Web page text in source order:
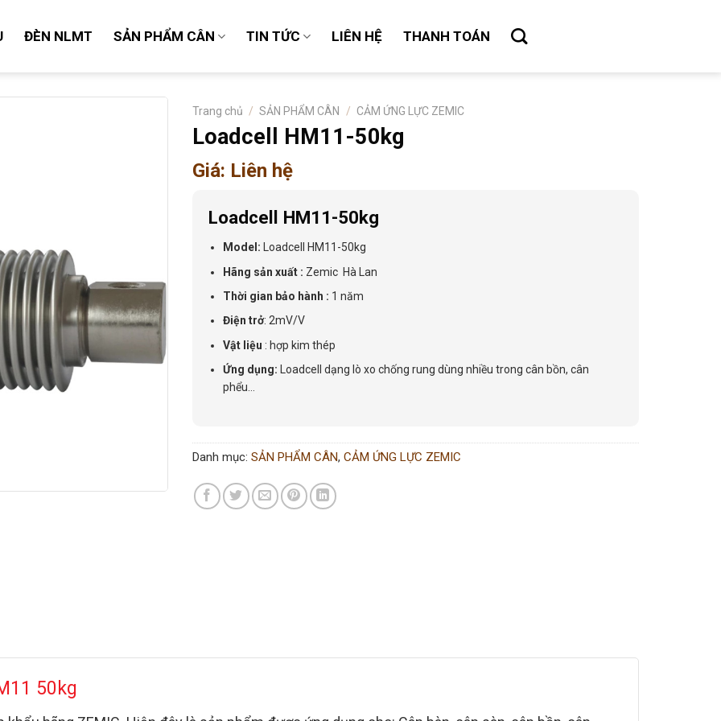
ĐÈN NLMT SẢN PHẨM CÂN TIN TỨC LIÊN HỆ THANH TOÁN
Trang chủ / SẢN PHẨM CÂN / CẢM ỨNG LỰC ZEMIC
Loadcell HM11-50kg
Giá: Liên hệ
Loadcell HM11-50kg
Model:
Loadcell HM11-50kg
Hãng sản xuất : Zemic Hà Lan
Thời gian bảo hành : 1 năm
Điện trở: 2mV/V
Vật liệu : hợp kim thép
Ứng dụng:
Loadcell dạng lò xo chống rung dùng nhiều trong cân bồn, cân
phểu…
Danh mục: SẢN PHẨM CÂN, CẢM ỨNG LỰC ZEMIC
50kg